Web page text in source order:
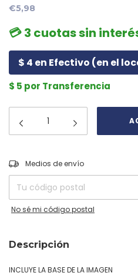
€5,98
💳 3 cuotas sin
$ 4 en Efectivo (en el
$ 5 por Transferencia
Entregas para el CP:
Medios de envío
No sé mi código postal
Descripción
INCLUYE LA BASE DE LA IMAGEN